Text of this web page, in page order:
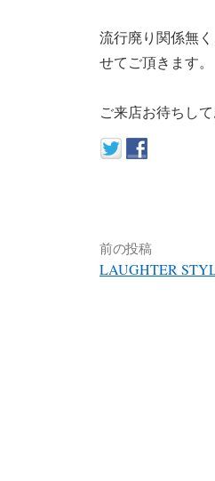
流行廃り関係無
せてご頂きます。
ご来店お待ちして
前の投稿
LAUGHTER